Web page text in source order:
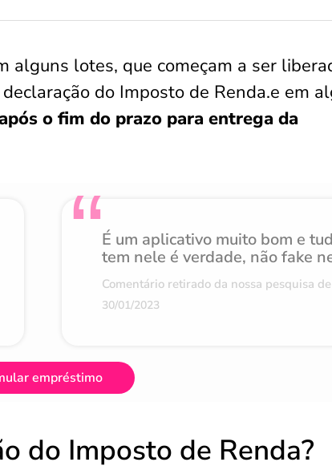
alguns lotes, que começam a ser
do Imposto de Renda.e em
o fim do prazo para entrega da
É um aplicativo muito bom e
tem nele é verdade, não fake
Comentário retirado da nossa pesquisa de
30/01/2023
empréstimo
do Imposto de Renda?